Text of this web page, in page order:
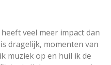
veel meer impact dan
dragelijk, momenten van
muziek op en huil ik de